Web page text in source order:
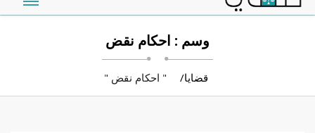
وسم : احكام نقض
قضايا " احكام نقض "